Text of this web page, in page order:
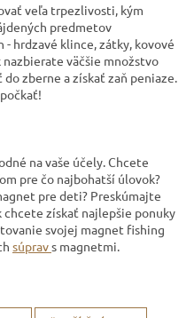
veľa trpezlivosti, kým
predmetov
- hrdzavé klince, zátky, kovové
nazbierate väčšie množstvo
zberne a získať zaň peniaze.
na vaše účely. Chcete
pre čo najbohatší úlovok?
pre deti? Preskúmajte
chcete získať najlepšie ponuky
svojej magnet fishing
súpravs magnetmi.